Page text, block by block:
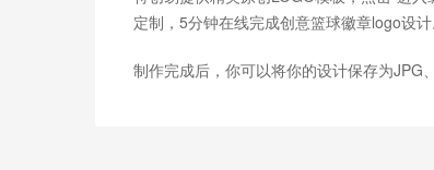
定制，5分钟在线完成创意篮球徽章logo设计
制作完成后，你可以将你的设计保存为JPG